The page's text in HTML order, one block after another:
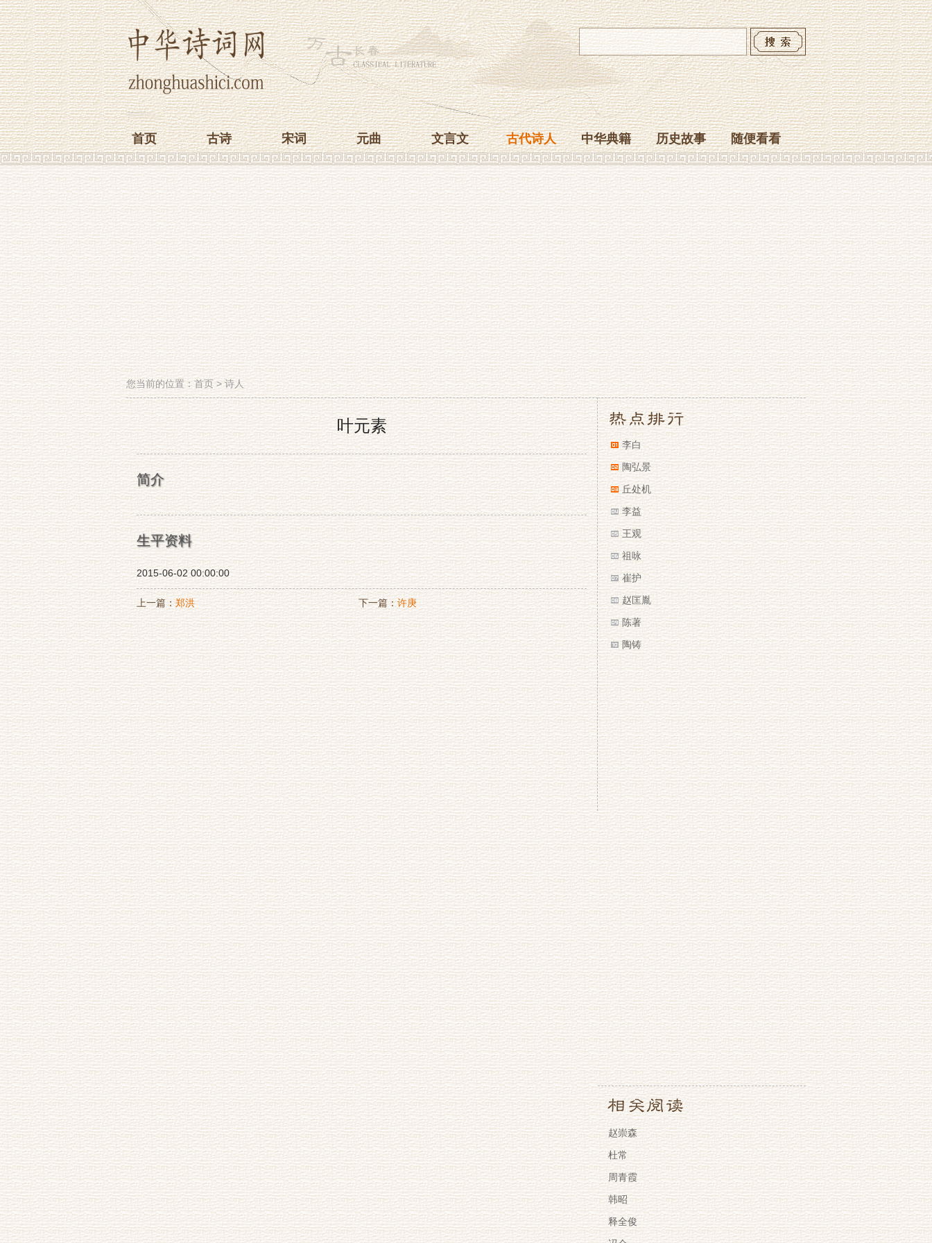
首页 古诗 宋词 元曲 文言文 古代诗人 中华典籍 历史故事 随便看看
您当前的位置：首页>诗人
叶元素
简介
生平资料
2015-06-02 00:00:00
上一篇：郑洪 下一篇：许庚
李白
陶弘景
丘处机
李益
王观
祖咏
崔护
赵匡胤
陈著
陶铸
赵崇森
杜常
周青霞
韩昭
释全俊